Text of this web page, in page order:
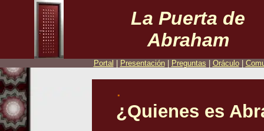
La Puerta de
Abraham
Portal Presentación| Preguntas Oráculo|
.
¿Quienes es